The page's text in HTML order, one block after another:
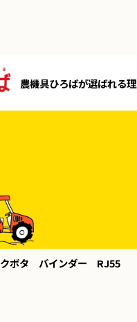
農機具ひろばが選ばれる
クボタ バインダー RJ55